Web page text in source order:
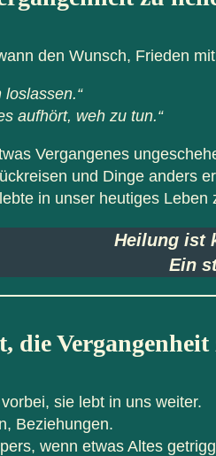
den Wunsch, Frieden
loslassen.“
aufhört, weh zu tun.“
Vergangenes
und Dinge anders
in unser heutiges
Heilung ist
Ein
die Vergangenheit
sie lebt in uns weiter.
Beziehungen.
wenn etwas Altes